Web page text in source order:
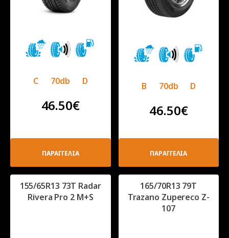
C 70db D
46.50€
ΠΑΡΑΓΓΕΛΙΑ
B 70db D
46.50€
ΠΑΡΑΓΓΕΛΙΑ
155/65R13 73T Radar
Rivera Pro 2 M+S
165/70R13 79T
Trazano Zupereco Z-
107